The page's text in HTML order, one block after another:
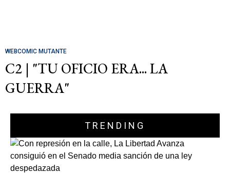
WEBCOMIC MUTANTE
C2 | "TU OFICIO ERA... LA
GUERRA"
TRENDING